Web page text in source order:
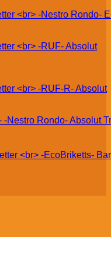
Absolut
Absolut
Absolut